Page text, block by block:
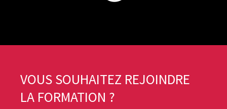
VOUS SOUHAITEZ REJOINDRE
LA FORMATION ?